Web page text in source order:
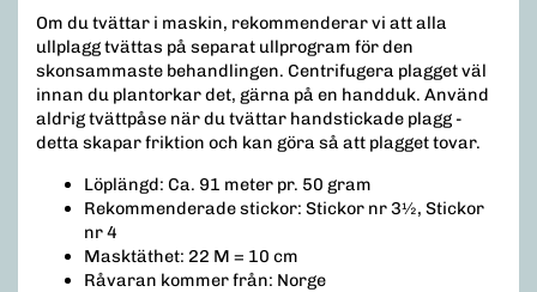
Om du tvättar i maskin, rekommenderar vi att alla
ullplagg tvättas på separat ullprogram för den
skonsammaste behandlingen. Centrifugera plagget väl
innan du plantorkar det, gärna på en handduk. Använd
aldrig tvättpåse när du tvättar handstickade plagg -
detta skapar friktion och kan göra så att plagget tovar.
Löplängd: Ca. 91 meter pr. 50 gram
Rekommenderade stickor: Stickor nr 3½, Stickor
nr 4
Masktäthet: 22 M = 10 cm
Råvaran kommer från: Norge